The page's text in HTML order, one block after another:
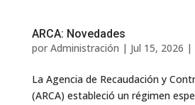
ARCA: Novedades
por Administración | Jul 15, 2026 |
La Agencia de Recaudación y
(ARCA) estableció un régimen